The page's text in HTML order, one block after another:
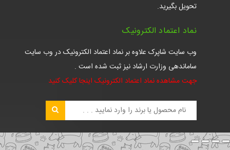
تحویل بگیرید.
نماد اعتماد الکترونیک
وب سایت شاپرک علاوه بر نماد اعتماد الکترونیک در وب سایت
ساماندهی وزارت ارشاد نیز ثبت شده است .
جهت مشاهده نماد اعتماد الکترونیک اینجا کلیک کنید